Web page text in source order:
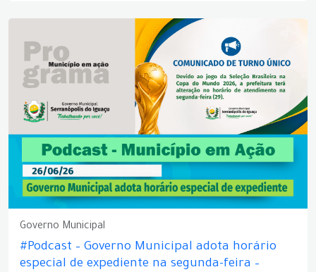
Governo Municipal
#Podcast – Governo Municipal adota horário
especial de expediente na segunda-feira –